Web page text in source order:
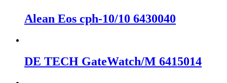
Alean Eos cph-10/10 6430040
DΕ ΤΕCΗ GateWatch/M 6415014